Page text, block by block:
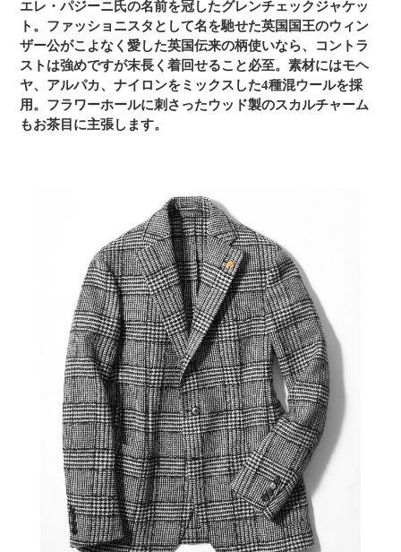
エレ・パジーニ氏の名前を冠したグレンチェックジャケッ
ト。ファッショニスタとして名を馳せた英国国王のウィン
ザー公がこよなく愛した英国伝来の柄使いなら、コントラ
ストは強めですが末長く着回せること必至。素材にはモヘ
ヤ、アルパカ、ナイロンをミックスした4種混ウールを採
用。フラワーホールに刺さったウッド製のスカルチャーム
もお茶目に主張します。